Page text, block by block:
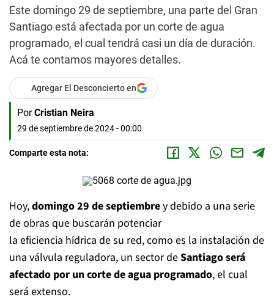
Este domingo 29 de septiembre, una parte del Gran
Santiago está afectada por un corte de agua
programado, el cual tendrá casi un día de duración.
Acá te contamos mayores detalles.
Agregar El Desconcierto en
Por Cristian Neira
29 de septiembre de 2024 - 00:00
Comparte esta nota:
Hoy,domingo 29 de septiembrey debido a una serie
de obras que buscarán potenciar
la eficiencia hídrica de su red, como es la instalación de
una válvula reguladora, un sector deSantiago será
afectado por un corte de agua programado, el cual
será extenso.